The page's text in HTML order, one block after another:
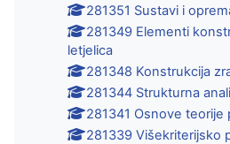
281351 Sustavi i
281349 Elementi
letjelica
281348 Konstrukcija
281344 Strukturna
281341 Osnove
281339 Višekriterijsko